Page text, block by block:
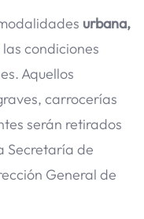
urbana,
condiciones
Aquellos
carrocerías
serán retirados
Secretaría de
General de